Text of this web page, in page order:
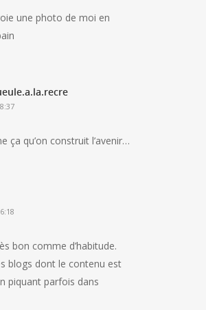
une photo de moi en
ça qu’on construit l’avenir…
bon comme d’habitude.
blogs dont le contenu est
piquant parfois dans